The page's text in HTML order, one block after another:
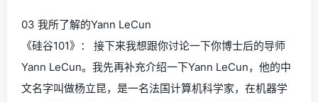
03 我所了解的Yann LeCun
《硅谷101》： 接下来我想跟你讨论一下你博士后的导师
Yann LeCun。我先再补充介绍一下Yann LeCun，他的中
文名字叫做杨立昆，是一名法国计算机科学家，在机器学